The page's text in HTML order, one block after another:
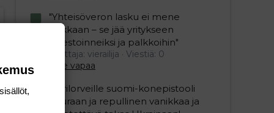
"Yhteisöveron lasku ei mene
hukkaan – se jää yritykseen
investoinneiksi ja palkkoihin"
Aloittaja: vierailija
Viestiä: 0
Aihe vapaa
Ukrilorveille suomi-konepistooli
kouraan ja repullinen vanikkaa ja